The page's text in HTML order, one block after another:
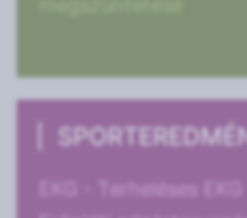
EKG - Terheléses EKG